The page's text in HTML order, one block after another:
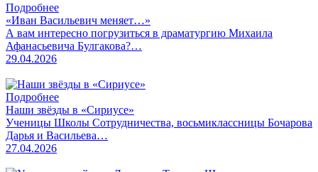
Подробнее
«Иван Васильевич меняет…»
А вам интересно погрузиться в драматургию Михаила
Афанасьевича Булгакова?…
29.04.2026
Подробнее
Наши звёзды в «Сириусе»
Ученицы Школы Сотрудничества, восьмиклассницы Бочарова
Дарья и Васильева…
27.04.2026